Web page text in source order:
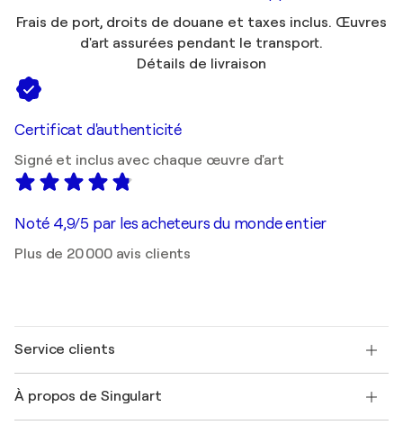
Frais de port, droits de douane et taxes inclus. Œuvres
d'art assurées pendant le transport.
Détails de livraison
Certificat d'authenticité
Signé et inclus avec chaque œuvre d'art
Noté 4,9/5 par les acheteurs du monde entier
Plus de 20 000 avis clients
Service clients
Expédition
À propos de Singulart